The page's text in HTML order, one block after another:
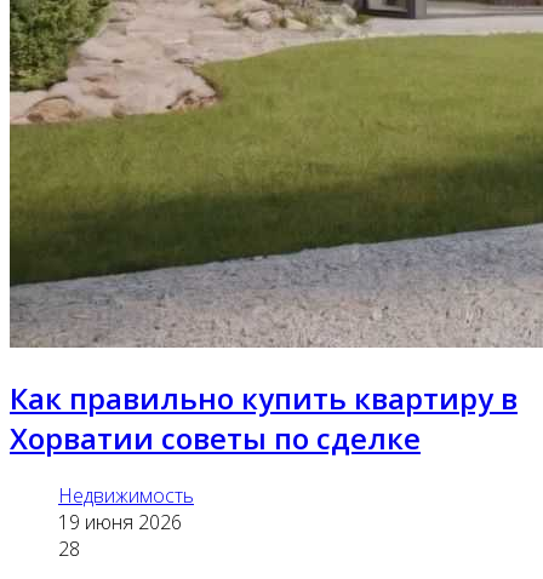
Как правильно купить квартиру в
Хорватии советы по сделке
Недвижимость
19 июня 2026
28